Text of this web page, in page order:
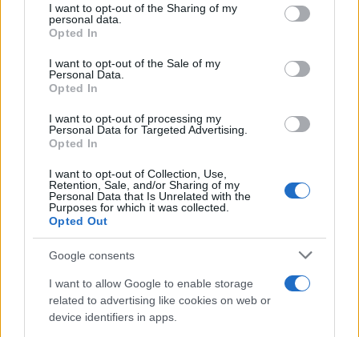
not limited to your visit or usage behaviour. You may click to
grant or deny consent to Google and its third-party tags to
use your data for below specified purposes in below Google
consent section.
I want to opt-out of the Sharing of my
personal data.
Opted In
I want to opt-out of the Sale of my
Personal Data.
Opted In
I want to opt-out of processing my
Personal Data for Targeted Advertising.
Opted In
I want to opt-out of Collection, Use,
Retention, Sale, and/or Sharing of my
Personal Data that Is Unrelated with the
Purposes for which it was collected.
Opted Out
Google consents
I want to allow Google to enable storage
related to advertising like cookies on web or
device identifiers in apps.